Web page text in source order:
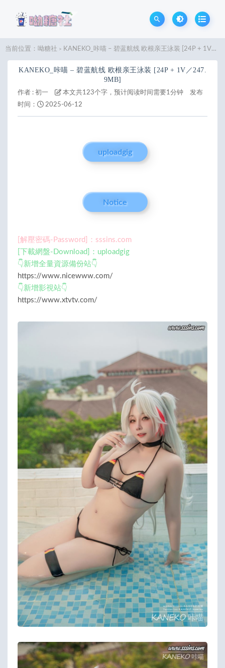
当前位置： 呦糖社 > KANEKO_咔喵 – 碧蓝航线 欧根亲王泳装 [24P + 1V／247.9MB]
KANEKO_咔喵 – 碧蓝航线 欧根亲王泳装 [24P + 1V／247.
9MB]
作者 : 初一 本文共123个字，预计阅读时间需要1分钟
发布
时间：
2025-06-12
uploadgig
Notice
[解壓密碼-Password]：sssins.com
[下載網盤-Download]：uploadgig
👇新增全量資源備份站👇
https://www.nicewww.com/
👇新增影視站👇
https://www.xtvtv.com/